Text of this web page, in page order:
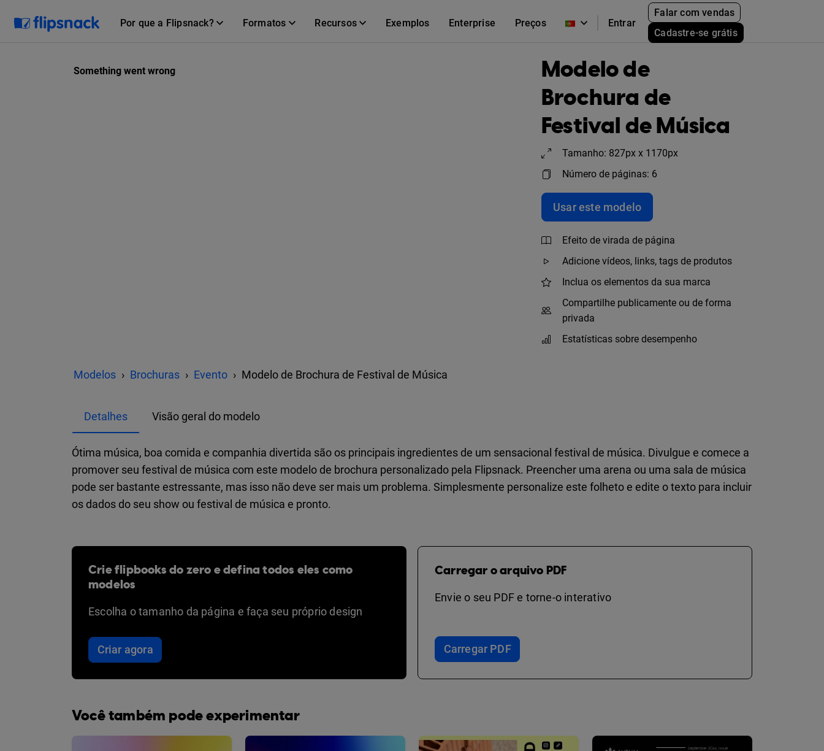
Por que a Flipsnack? Formatos Recursos Exemplos Enterprise Preços Entrar
Falar com vendas
Cadastre-se grátis
Modelo de
Brochura de
Festival de Música
Tamanho: 827px x 1170px
Número de páginas: 6
Usar este modelo
Efeito de virada de página
Adicione vídeos, links, tags de produtos
Inclua os elementos da sua marca
Compartilhe publicamente ou de forma
privada
Estatísticas sobre desempenho
Modelos Brochuras Evento Modelo de Brochura de Festival de Música
Detalhes Visão geral do modelo
Ótima música, boa comida e companhia divertida são os principais ingredientes de um sensacional festival de música. Divulgue e comece a
promover seu festival de música com este modelo de brochura personalizado pela Flipsnack. Preencher uma arena ou uma sala de música
pode ser bastante estressante, mas isso não deve ser mais um problema. Simplesmente personalize este folheto e edite o texto para incluir
os dados do seu show ou festival de música e pronto.
Crie flipbooks do zero e defina todos eles como
modelos
Escolha o tamanho da página e faça seu próprio design
Criar agora
Carregar o arquivo PDF
Envie o seu PDF e torne-o interativo
Carregar PDF
Você também pode experimentar